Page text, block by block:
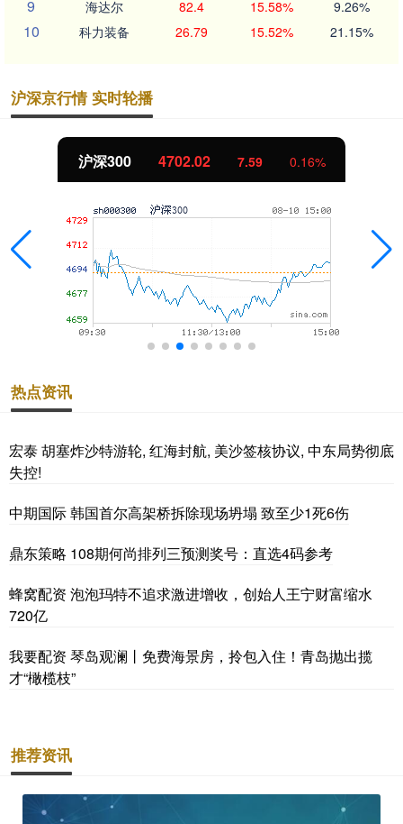
9 海达尔 82.4 15.58% 9.26%
10 科力装备 26.79 15.52% 21.15%
沪深京行情 实时轮播
沪深300 4702.02 7.59 0.16%
热点资讯
宏泰 胡塞炸沙特游轮, 红海封航, 美沙签核协议, 中东局势彻底
失控!
中期国际 韩国首尔高架桥拆除现场坍塌 致至少1死6伤
鼎东策略 108期何尚排列三预测奖号：直选4码参考
蜂窝配资 泡泡玛特不追求激进增收，创始人王宁财富缩水
720亿
我要配资 琴岛观澜丨免费海景房，拎包入住！青岛抛出揽
才“橄榄枝”
推荐资讯